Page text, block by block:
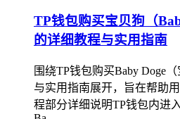
TP钱包购买宝贝狗（
的详细教程与实用指南
围绕TP钱包购买Baby Doge
与实用指南展开，旨在帮助
程部分详细说明TP钱包内进